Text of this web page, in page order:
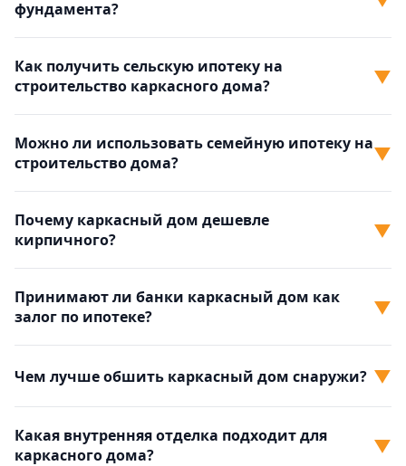
фундамента?
Как получить сельскую ипотеку на
строительство каркасного дома?
▼
Можно ли использовать семейную ипотеку на
строительство дома?
▼
Почему каркасный дом дешевле
кирпичного?
▼
Принимают ли банки каркасный дом как
залог по ипотеке?
▼
Чем лучше обшить каркасный дом снаружи? ▼
Какая внутренняя отделка подходит для
каркасного дома?
▼